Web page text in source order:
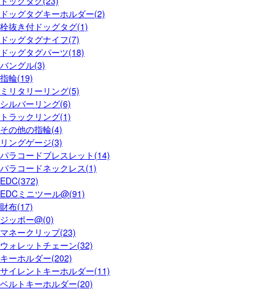
ドッグタグキーホルダー(2)
栓抜き付ドッグタグ(1)
ドッグタグナイフ(7)
ドッグタグパーツ(18)
バングル(3)
指輪(19)
ミリタリーリング(5)
シルバーリング(6)
トラックリング(1)
その他の指輪(4)
リングゲージ(3)
パラコードブレスレット(14)
パラコードネックレス(1)
EDC(372)
EDCミニツール@(91)
財布(17)
ジッポー@(0)
マネークリップ(23)
ウォレットチェーン(32)
キーホルダー(202)
サイレントキーホルダー(11)
ベルトキーホルダー(20)